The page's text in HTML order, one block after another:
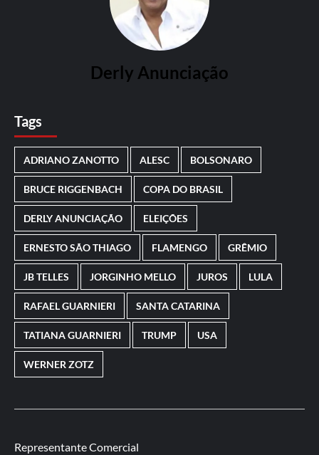
Derly Anunciação
Tags
ADRIANO ZANOTTO ALESC BOLSONARO
BRUCE RIGGENBACH COPA DO BRASIL
DERLY ANUNCIAÇÃO ELEIÇÕES
ERNESTO SÃO THIAGO FLAMENGO GRÊMIO
JB TELLES JORGINHO MELLO JUROS LULA
RAFAEL GUARNIERI SANTA CATARINA
TATIANA GUARNIERI TRUMP USA
WERNER ZOTZ
Representante Comercial